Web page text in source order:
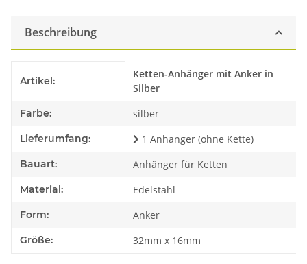
Beschreibung
Artikel:
Ketten-Anhänger mit Anker in
Silber
Farbe: silber
Lieferumfang: 1 Anhänger (ohne Kette)
Bauart: Anhänger für Ketten
Material: Edelstahl
Form: Anker
Größe: 32mm x 16mm